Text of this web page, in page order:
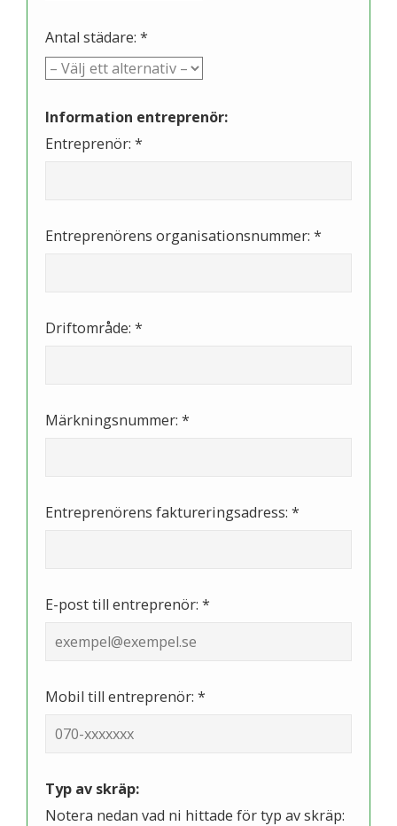
Antal städare: *
Information entreprenör:
Entreprenör: *
Entreprenörens organisationsnummer: *
Driftområde: *
Märkningsnummer: *
Entreprenörens faktureringsadress: *
E-post till entreprenör: *
Mobil till entreprenör: *
Typ av skräp:
Notera nedan vad ni hittade för typ av skräp: